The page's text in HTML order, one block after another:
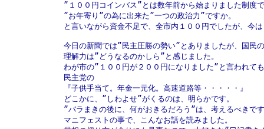
”１００円コインバス”とは数年前から始まりました制度
”お年寄り”の為に出来た”一つの政治力”ですか。
と言いながら資金不足で、全市内１００円でしたが、今
今日の新聞では”民主圧勝の勢い”とありましたが、国民
理解力は”どうなるのかしら”と感じました。
わが市の”１００円が２００円になりました”と言われて
民主党の
『子供手当て。年金一元化。高速道路等・・・・・』
どこかに、”しわよせ”がくるのは、明らかです。
”バラまきの後に、何がおきるだろう”は、考えるべきで
マニフェストの事で、こんなお話を読みました。